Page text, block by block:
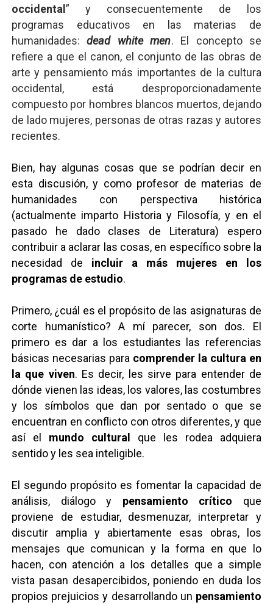
Mario: La epopeya del fontanero - Parte II
Mario: La epopeya del fontanero - Parte I
Pequeña Filmoteca Antifascista
Que no nos aplaste el Talón de Hierro
Pokémon: La película existencialista
occidental ” y consecuentemente de los
programas educativos en las materias de
humanidades:dead white men. El concepto se
refiere a que el canon, el conjunto de las obras de
arte y pensamiento más importantes de la cultura
occidental, está desproporcionadamente
compuesto por hombres blancos muertos, dejando
de lado mujeres, personas de otras razas y autores
recientes.
Bien, hay algunas cosas que se podrían decir en
esta discusión, y como profesor de materias de
humanidades con perspectiva histórica
(actualmente imparto Historia y Filosofía, y en el
pasado he dado clases de Literatura) espero
contribuir a aclarar las cosas, en específico sobre la
necesidad de incluir a más mujeres en los
programas de estudio.
Primero, ¿cuál es el propósito de las asignaturas de
corte humanístico? A mí parecer, son dos. El
primero es dar a los estudiantes las referencias
básicas necesarias para comprender la cultura en
la que viven. Es decir, les sirve para entender de
dónde vienen las ideas, los valores, las costumbres
y los símbolos que dan por sentado o que se
encuentran en conflicto con otros diferentes, y que
así el mundo cultural
que les rodea adquiera
sentido y les sea inteligible.
El segundo propósito es fomentar la capacidad de
análisis, diálogo y pensamiento crítico que
proviene de estudiar, desmenuzar, interpretar y
discutir amplia y abiertamente esas obras, los
mensajes que comunican y la forma en que lo
hacen, con atención a los detalles que a simple
vista pasan desapercibidos, poniendo en duda los
propios prejuicios y desarrollando un pensamiento